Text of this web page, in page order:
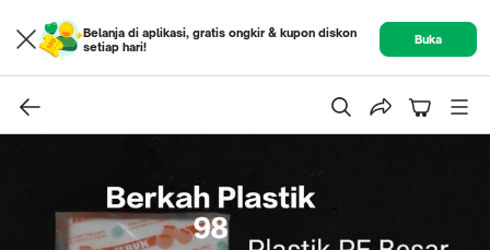
Belanja di aplikasi, gratis ongkir & kupon diskon
setiap hari!
Buka